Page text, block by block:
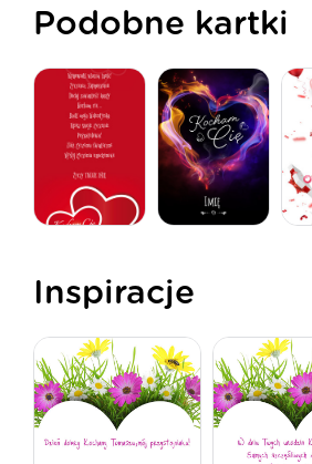
Podobne kartki
Inspiracje